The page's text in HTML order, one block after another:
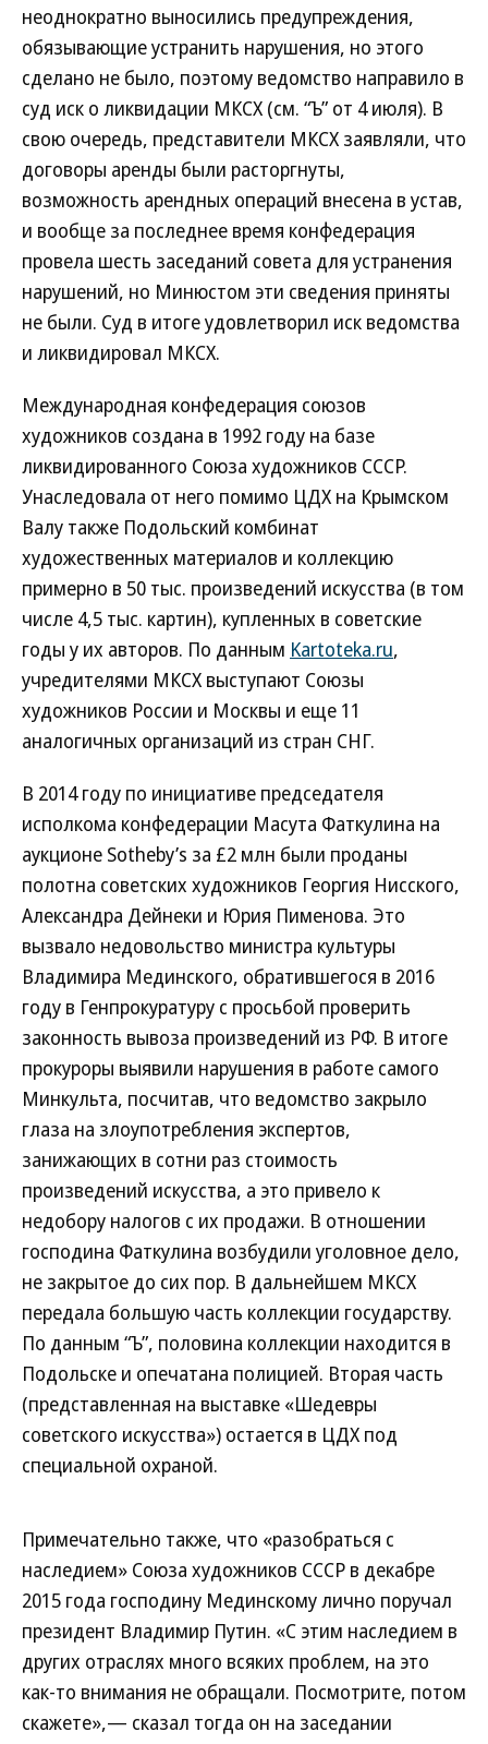
неоднократно выносились предупреждения,
обязывающие устранить нарушения, но этого
сделано не было, поэтому ведомство направило в
суд иск о ликвидации МКСХ (см. “Ъ” от 4 июля). В
свою очередь, представители МКСХ заявляли, что
договоры аренды были расторгнуты,
возможность арендных операций внесена в устав,
и вообще за последнее время конфедерация
провела шесть заседаний совета для устранения
нарушений, но Минюстом эти сведения приняты
не были. Суд в итоге удовлетворил иск ведомства
и ликвидировал МКСХ.
Международная конфедерация союзов
художников создана в 1992 году на базе
ликвидированного Союза художников СССР.
Унаследовала от него помимо ЦДХ на Крымском
Валу также Подольский комбинат
художественных материалов и коллекцию
примерно в 50 тыс. произведений искусства (в том
числе 4,5 тыс. картин), купленных в советские
годы у их авторов. По данным Kartoteka.ru,
учредителями МКСХ выступают Союзы
художников России и Москвы и еще 11
аналогичных организаций из стран СНГ.
В 2014 году по инициативе председателя
исполкома конфедерации Масута Фаткулина на
аукционе Sotheby’s за £2 млн были проданы
полотна советских художников Георгия Нисского,
Александра Дейнеки и Юрия Пименова. Это
вызвало недовольство министра культуры
Владимира Мединского, обратившегося в 2016
году в Генпрокуратуру с просьбой проверить
законность вывоза произведений из РФ. В итоге
прокуроры выявили нарушения в работе самого
Минкульта, посчитав, что ведомство закрыло
глаза на злоупотребления экспертов,
занижающих в сотни раз стоимость
произведений искусства, а это привело к
недобору налогов с их продажи. В отношении
господина Фаткулина возбудили уголовное дело,
не закрытое до сих пор. В дальнейшем МКСХ
передала большую часть коллекции государству.
По данным “Ъ”, половина коллекции находится в
Подольске и опечатана полицией. Вторая часть
(представленная на выставке «Шедевры
cоветского искусства») остается в ЦДХ под
специальной охраной.
Примечательно также, что «разобраться с
наследием» Союза художников СССР в декабре
2015 года господину Мединскому лично поручал
президент Владимир Путин. «С этим наследием в
других отраслях много всяких проблем, на это
как-то внимания не обращали. Посмотрите, потом
скажете»,— сказал тогда он на заседании